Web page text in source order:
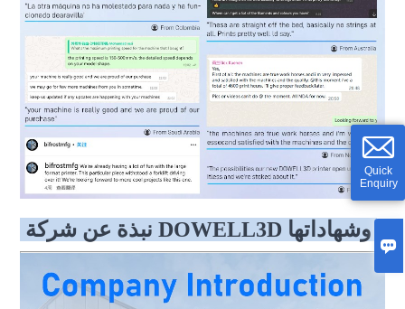

Quick
Enquiry
نبذة عن شركة DOWELL3D وشهاداتها